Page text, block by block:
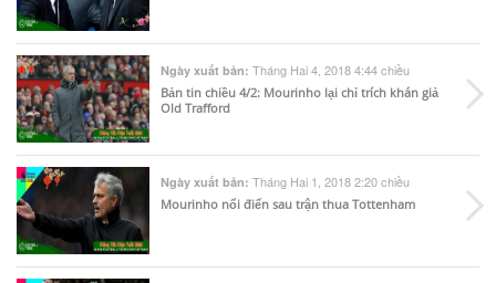
Ngày xuất bản: Tháng Hai 4, 2018 4:44 chiều
Bản tin chiều 4/2: Mourinho lại chỉ trích khán giả
Old Trafford
Ngày xuất bản: Tháng Hai 1, 2018 2:20 chiều
Mourinho nổi điển sau trận thua Tottenham